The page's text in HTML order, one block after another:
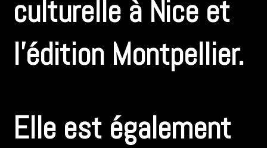
culturelle à Nice et
l’édition Montpellier.
Elle est également